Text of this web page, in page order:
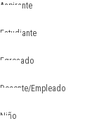
Aspirante
Estudiante
Egresado
Docente/Empleado
Niño